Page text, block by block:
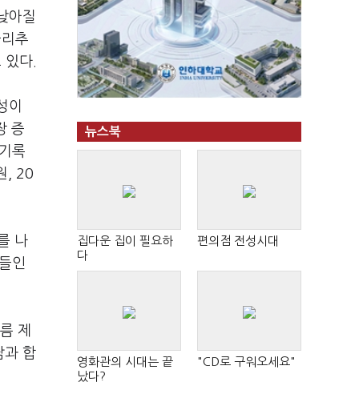
아질
추
다.
이
증
록
, 20
나
인
제
과 합
뉴스북
집다운 집이 필요하
다
편의점 전성시대
영화관의 시대는 끝
났다?
"CD로 구워오세요"